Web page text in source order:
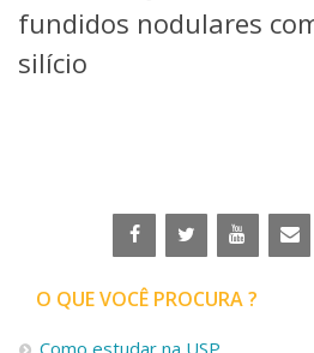
Pessoas
Graduação
Linhas de Pesquisa
Centros, Núcleos e Projetos em
Iniciação Científica
fundidos nodulares
silício
O QUE VOCÊ PROCURA ?